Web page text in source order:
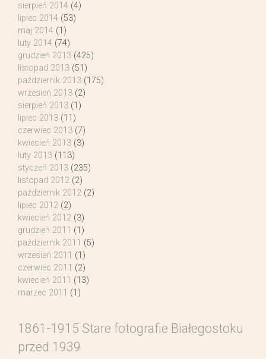
sierpień 2014 (4)
lipiec 2014 (53)
maj 2014 (1)
luty 2014 (74)
grudzień 2013 (425)
listopad 2013 (51)
październik 2013 (175)
wrzesień 2013 (2)
sierpień 2013 (1)
lipiec 2013 (11)
czerwiec 2013 (7)
kwiecień 2013 (3)
luty 2013 (113)
styczeń 2013 (235)
listopad 2012 (2)
październik 2012 (2)
lipiec 2012 (2)
kwiecień 2012 (3)
grudzień 2011 (1)
październik 2011 (5)
wrzesień 2011 (1)
czerwiec 2011 (2)
kwiecień 2011 (13)
marzec 2011 (1)
1861-1915 Stare fotografie Białegostoku
przed 1939